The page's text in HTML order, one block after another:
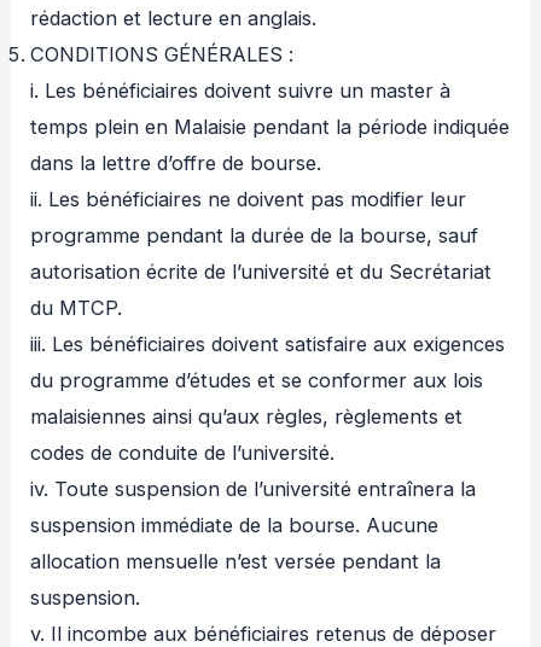
rédaction et lecture en anglais.
CONDITIONS GÉNÉRALES :
i. Les bénéficiaires doivent suivre un master à
temps plein en Malaisie pendant la période indiquée
dans la lettre d’offre de bourse.
ii. Les bénéficiaires ne doivent pas modifier leur
programme pendant la durée de la bourse, sauf
autorisation écrite de l’université et du Secrétariat
du MTCP.
iii. Les bénéficiaires doivent satisfaire aux exigences
du programme d’études et se conformer aux lois
malaisiennes ainsi qu’aux règles, règlements et
codes de conduite de l’université.
iv. Toute suspension de l’université entraînera la
suspension immédiate de la bourse. Aucune
allocation mensuelle n’est versée pendant la
suspension.
v. Il incombe aux bénéficiaires retenus de déposer